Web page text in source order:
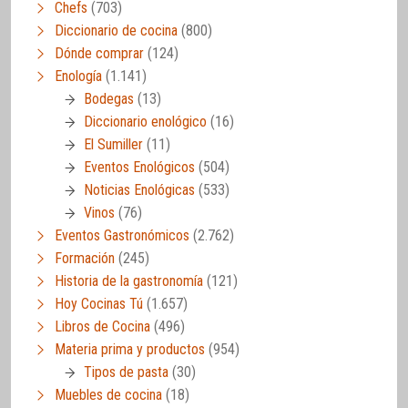
Chefs (703)
Diccionario de cocina (800)
Dónde comprar (124)
Enología (1.141)
Bodegas (13)
Diccionario enológico (16)
El Sumiller (11)
Eventos Enológicos (504)
Noticias Enológicas (533)
Vinos (76)
Eventos Gastronómicos (2.762)
Formación (245)
Historia de la gastronomía (121)
Hoy Cocinas Tú (1.657)
Libros de Cocina (496)
Materia prima y productos (954)
Tipos de pasta (30)
Muebles de cocina (18)